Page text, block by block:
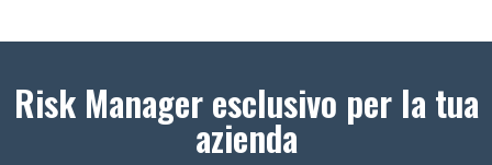
Risk Manager esclusivo per la tua
azienda